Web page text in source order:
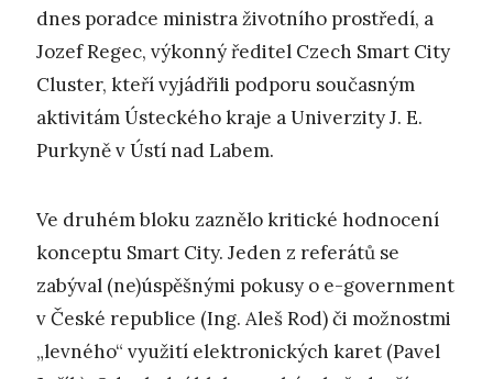
dnes poradce ministra životního prostředí, a
Jozef Regec, výkonný ředitel Czech Smart City
Cluster, kteří vyjádřili podporu současným
aktivitám Ústeckého kraje a Univerzity J. E.
Purkyně v Ústí nad Labem.
Ve druhém bloku zaznělo kritické hodnocení
konceptu Smart City. Jeden z referátů se
zabýval (ne)úspěšnými pokusy o e-government
v České republice (Ing. Aleš Rod) či možnostmi
„levného“ využití elektronických karet (Pavel